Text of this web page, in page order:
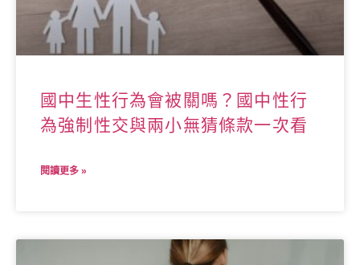
國中生性行為會被關嗎？國中性行
為強制性交與兩小無猜條款一次看
閱讀更多 »